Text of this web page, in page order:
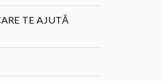
TE AJUTĂ